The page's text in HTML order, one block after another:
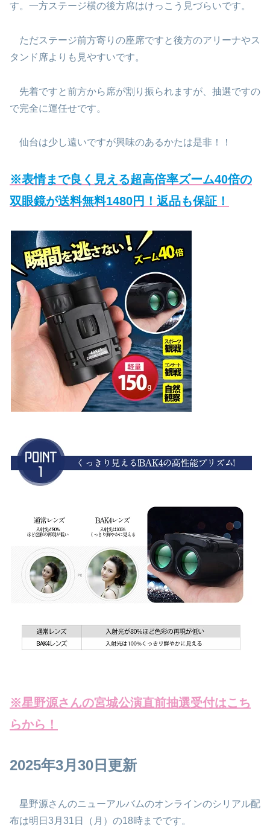
す。一方ステージ横の後方席はけっこう見づらいです。
ただステージ前方寄りの座席ですと後方のアリーナやス
タンド席よりも見やすいです。
先着ですと前方から席が割り振られますが、抽選ですの
で完全に運任せです。
仙台は少し遠いですが興味のあるかたは是非！！
※表情まで良く見える超高倍率ズーム40倍の
双眼鏡が送料無料1480円！返品も保証！
※星野源さんの宮城公演直前抽選受付はこち
らから！
2025年3月30日更新
星野源さんのニューアルバムのオンラインのシリアル配
布は明日3月31日（月）の18時までです。